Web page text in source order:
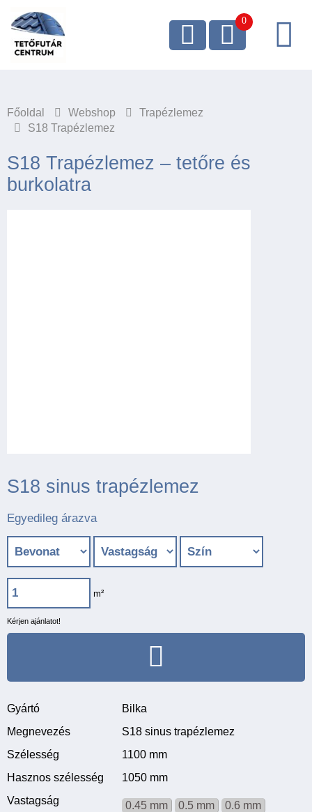
Főoldal Webshop
Trapézlemez
S18 Trapézlemez
S18 Trapézlemez – tetőre és
burkolatra
S18 sinus trapézlemez
Egyedileg árazva
m²
Kérjen ajánlatot!
Gyártó
Bilka
Megnevezés
S18 sinus trapézlemez
Szélesség
1100 mm
Hasznos szélesség
1050 mm
Vastagság
0.45 mm 0.5 mm 0.6 mm